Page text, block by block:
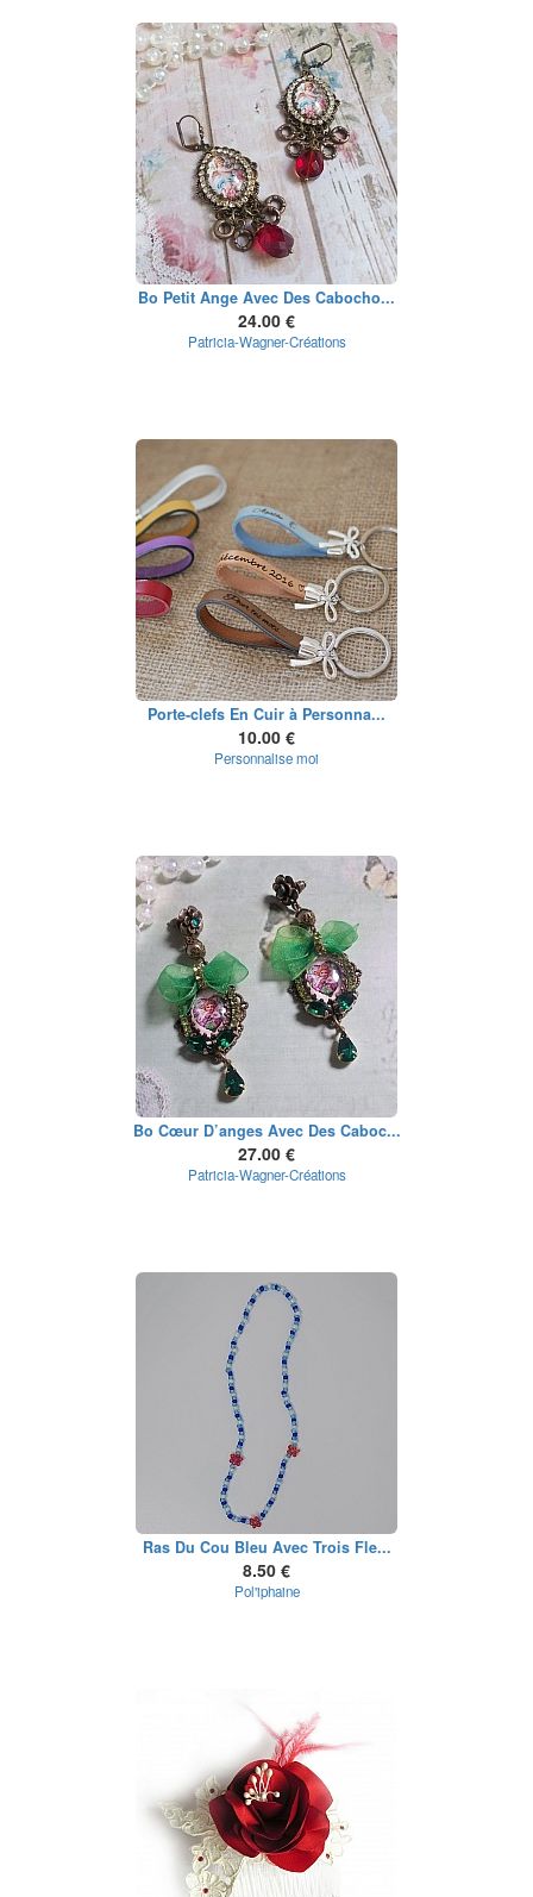
Bo Petit Ange Avec Des Cabocho...
24.00 €
Patricia-Wagner-Créations
Porte-clefs En Cuir à Personna...
10.00 €
Personnalise moi
Bo Cœur D’anges Avec Des Caboc...
27.00 €
Patricia-Wagner-Créations
Ras Du Cou Bleu Avec Trois Fle...
8.50 €
Pol'iphaine